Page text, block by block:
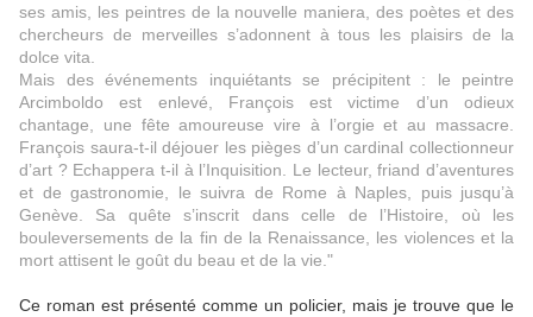
ses amis, les peintres de la nouvelle maniera, des poètes et des
chercheurs de merveilles s’adonnent à tous les plaisirs de la
dolce vita.
Mais des événements inquiétants se précipitent : le peintre
Arcimboldo est enlevé, François est victime d’un odieux
chantage, une fête amoureuse vire à l’orgie et au massacre.
François saura-t-il déjouer les pièges d’un cardinal collectionneur
d’art ? Echappera t-il à l’Inquisition. Le lecteur, friand d’aventures
et de gastronomie, le suivra de Rome à Naples, puis jusqu’à
Genève. Sa quête s’inscrit dans celle de l’Histoire, où les
bouleversements de la fin de la Renaissance, les violences et la
mort attisent le goût du beau et de la vie."
Ce roman est présenté comme un policier, mais je trouve que le